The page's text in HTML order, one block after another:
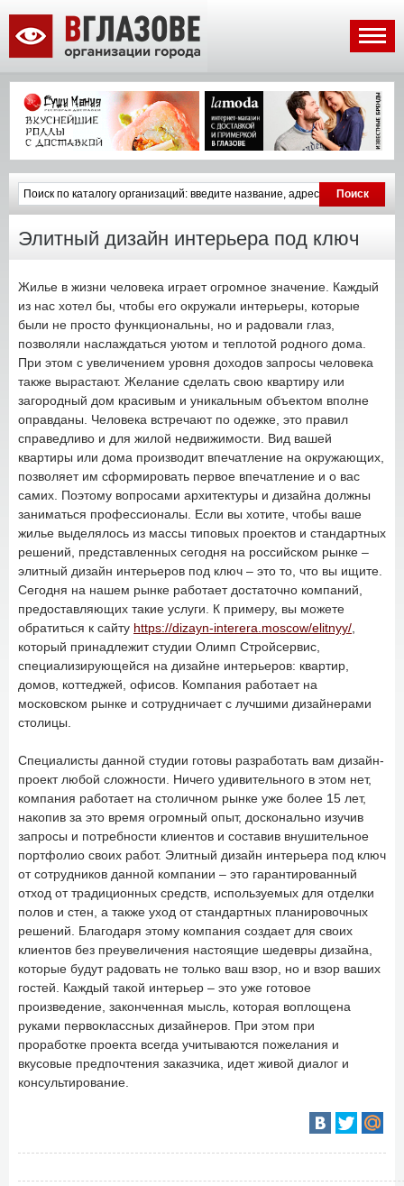
Элитный дизайн интерьера под ключ
Жилье в жизни человека играет огромное значение. Каждый
из нас хотел бы, чтобы его окружали интерьеры, которые
были не просто функциональны, но и радовали глаз,
позволяли наслаждаться уютом и теплотой родного дома.
При этом с увеличением уровня доходов запросы человека
также вырастают. Желание сделать свою квартиру или
загородный дом красивым и уникальным объектом вполне
оправданы. Человека встречают по одежке, это правил
справедливо и для жилой недвижимости. Вид вашей
квартиры или дома производит впечатление на окружающих,
позволяет им сформировать первое впечатление и о вас
самих. Поэтому вопросами архитектуры и дизайна должны
заниматься профессионалы. Если вы хотите, чтобы ваше
жилье выделялось из массы типовых проектов и стандартных
решений, представленных сегодня на российском рынке –
элитный дизайн интерьеров под ключ – это то, что вы ищите.
Сегодня на нашем рынке работает достаточно компаний,
предоставляющих такие услуги. К примеру, вы можете
обратиться к сайту https://dizayn-interera.moscow/elitnyy/
который принадлежит студии Олимп Стройсервис,
специализирующейся на дизайне интерьеров: квартир,
домов, коттеджей, офисов. Компания работает на
московском рынке и сотрудничает с лучшими дизайнерами
столицы.
Специалисты данной студии готовы разработать вам дизайн-
проект любой сложности. Ничего удивительного в этом нет,
компания работает на столичном рынке уже более 15 лет,
накопив за это время огромный опыт, досконально изучив
запросы и потребности клиентов и составив внушительное
портфолио своих работ. Элитный дизайн интерьера под ключ
от сотрудников данной компании – это гарантированный
отход от традиционных средств, используемых для отделки
полов и стен, а также уход от стандартных планировочных
решений. Благодаря этому компания создает для своих
клиентов без преувеличения настоящие шедевры дизайна,
которые будут радовать не только ваш взор, но и взор ваших
гостей. Каждый такой интерьер – это уже готовое
произведение, законченная мысль, которая воплощена
руками первоклассных дизайнеров. При этом при
проработке проекта всегда учитываются пожелания и
вкусовые предпочтения заказчика, идет живой диалог и
консультирование.